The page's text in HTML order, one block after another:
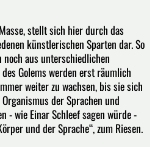
stellt sich hier durch das
künstlerischen Sparten dar. So
noch aus unterschiedlichen
Golems werden erst räumlich
weiter zu wachsen, bis sie sich
der Sprachen und
- wie Einar Schleef sagen würde -
und der Sprache“, zum Riesen.